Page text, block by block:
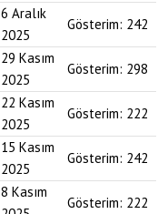
6 Aralık
2025
Gösterim: 242
29 Kasım
2025
Gösterim: 298
22 Kasım
2025
Gösterim: 222
15 Kasım
2025
Gösterim: 242
8 Kasım
Gösterim: 222